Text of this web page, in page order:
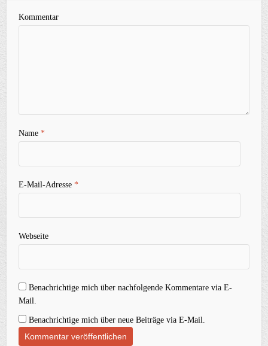
Kommentar
Name*
E-Mail-Adresse*
Webseite
Benachrichtige mich über nachfolgende Kommentare via E-
Mail.
Benachrichtige mich über neue Beiträge via E-Mail.